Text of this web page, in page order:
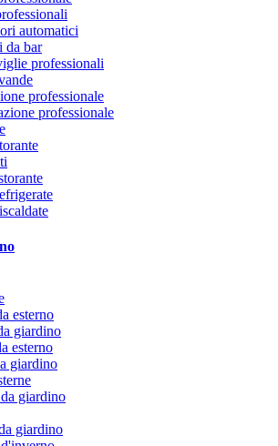
automatici
da bar
professionali
professionale
professionale
esterno
giardino
esterno
giardino
giardino
giardino